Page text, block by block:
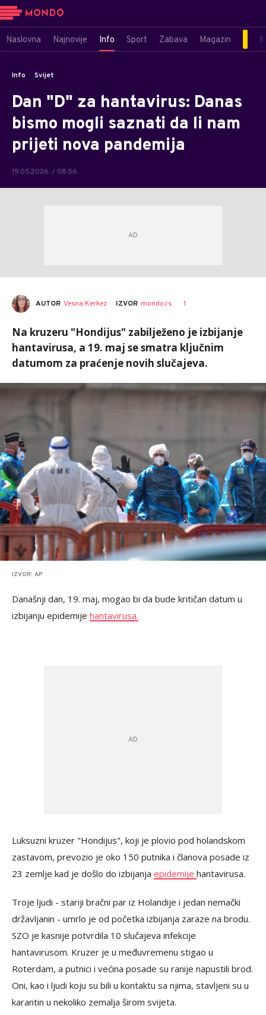
Naslovna Najnovije Info Sport Zabava Magazin
Info Svijet
Dan "D" za hantavirus: Danas
bismo mogli saznati da li nam
prijeti nova pandemija
19.05.2026. / 08:56
AUTOR Vesna Kerkez IZVOR mondo.rs 1
Na kruzeru "Hondijus" zabilježeno je izbijanje
hantavirusa, a 19. maj se smatra ključnim
datumom za praćenje novih slučajeva.
IZVOR: AP
Današnji dan, 19. maj, mogao bi da bude kritičan datum u
izbijanju epidemije hantavirusa.
Luksuzni kruzer "Hondijus", koji je plovio pod holandskom
zastavom, prevozio je oko 150 putnika i članova posade iz
23 zemlje kad je došlo do izbijanja epidemije hantavirusa.
Troje ljudi - stariji bračni par iz Holandije i jedan nemački
državljanin - umrlo je od početka izbijanja zaraze na brodu.
SZO je kasnije potvrdila 10 slučajeva infekcije
hantavirusom. Kruzer je u međuvremenu stigao u
Roterdam, a putnici i većina posade su ranije napustili brod.
Oni, kao i ⁠ljudi koju su bili u kontaktu sa njima, stavljeni su u
karantin u nekoliko zemalja širom svijeta.